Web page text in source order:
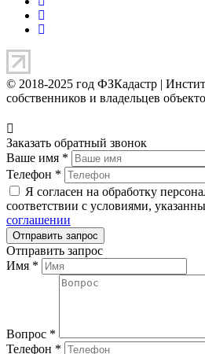
© 2018-2025 год ФЗКадастр |
собственников и владельцев
Заказать обратный звонок
Ваше имя *
Телефон *
Я согласен на обработку
соответствии с условиями,
соглашении
Отправить запрос
Имя *
Вопрос *
Телефон *